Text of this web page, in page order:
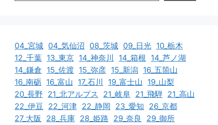
04_宮城 04_気仙沼 08_茨城 09_日光 10_栃木
12_千葉 13_東京 14_神奈川 14_箱根 14_芦ノ湖
14_鎌倉 15_佐渡 15_弥彦 15_新潟 16_五箇山
16_南砺 16_富山 17_石川 19_富士山 19_山梨
20_長野 21_北アルプス 21_岐阜 21_飛騨 21_高山
22_伊豆 22_河津 22_静岡 23_愛知 26_京都
27_大阪
28_兵庫 28_姫路 29_奈良
29_御所